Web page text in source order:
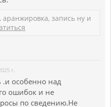
аранжировка, запись ну и
г.
.и особенно над
ошибок и не
по сведению.Не